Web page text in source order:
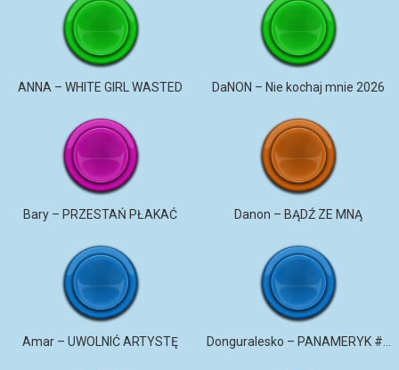
ANNA – WHITE GIRL WASTED DaNON – Nie kochaj mnie 2026
Bary – PRZESTAŃ PŁAKAĆ Danon – BĄDŹ ZE MNĄ
Amar – UWOLNIĆ ARTYSTĘ